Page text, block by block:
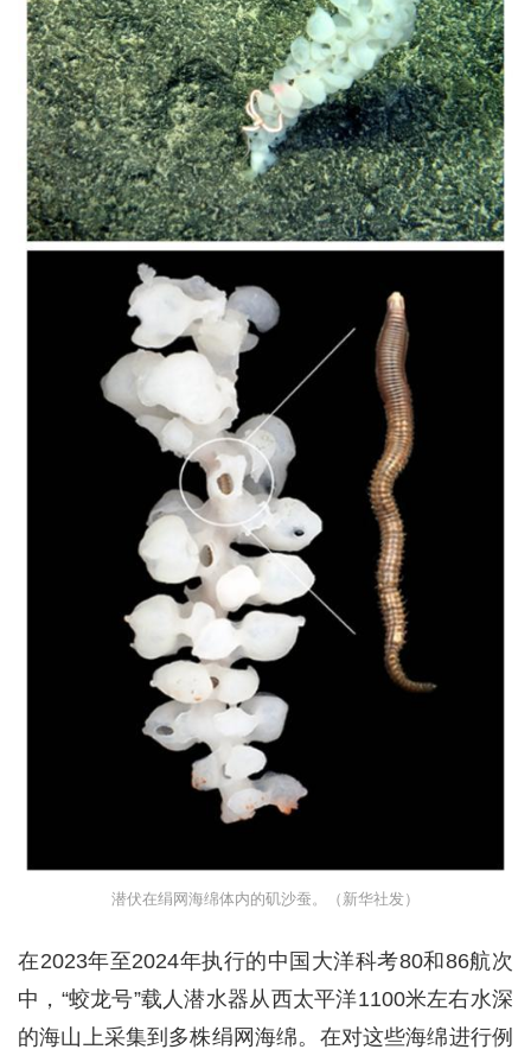
潜伏在绢网海绵体内的矶沙蚕。（新华社发）
在2023年至2024年执行的中国大洋科考80和86航次
中，“蛟龙号”载人潜水器从西太平洋1100米左右水深
的海山上采集到多株绢网海绵。在对这些海绵进行例